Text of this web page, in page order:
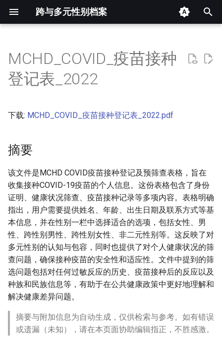
跨与多元性别档案
开
摘要
MCHD_COVID_疫苗接种
登记表_2022
下载: MCHD_COVID_疫苗接种登记表_2022.pdf
摘要
该文件是MCHD COVID疫苗接种登记及预筛查表格，旨在
收集接种COVID-19疫苗的个人信息。这份表格包含了身份
证明、健康状况筛查、疫苗接种记录等多项内容。表格明确
指出，用户需要提供姓名、年龄、出生日期及联系方式等基
本信息，并在性别一栏中选择适合的选项，包括女性、男
性、跨性别男性、跨性别女性、非二元性别等。这反映了对
多元性别的认知与包容，同时也提供了对个人健康状况的筛
查问题，确保接种疫苗的安全性和适应性。文件中提到的筛
选问题包括对任何过敏反应的历史、疫苗接种后的反应以及
种族和民族信息等，有助于在公共健康政策中更好地理解和
解决健康差异问题。
摘要与附加信息为自动生成，仅供检索与参考。如有错误
或遗漏（未知），请在本页面协助编辑指正，不胜感激。